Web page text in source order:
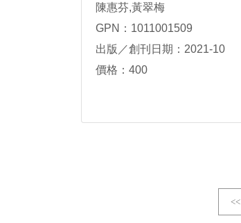
陳惠芬,黃翠梅
GPN：1011001509
出版／創刊日期：2021-10
價格：400
<<